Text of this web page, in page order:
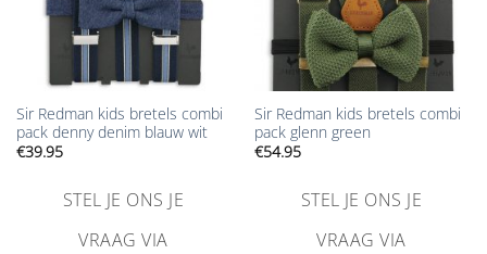
Sir Redman kids bretels combi
pack denny denim blauw wit
€39.95
STEL JE ONS JE
VRAAG VIA
Sir Redman kids bretels combi
pack glenn green
€54.95
STEL JE ONS JE
VRAAG VIA